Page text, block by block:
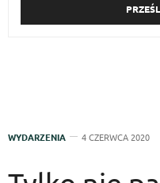
WYDARZENIA 4 CZERWCA 2020